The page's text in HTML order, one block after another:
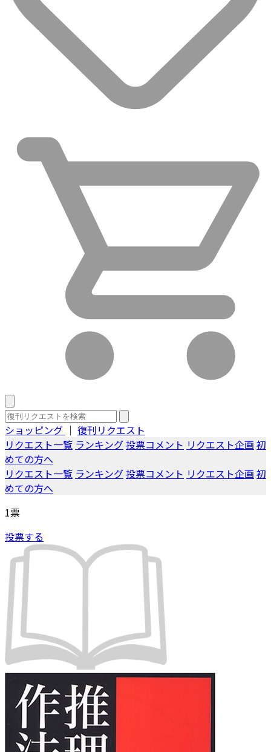
ショッピング ｜ 復刊リクエスト
リクエスト一覧 ランキング投票コメント リクエスト企画 初
めての方へ
リクエスト一覧 ランキング投票コメント リクエスト企画 初
めての方へ
1票
投票する